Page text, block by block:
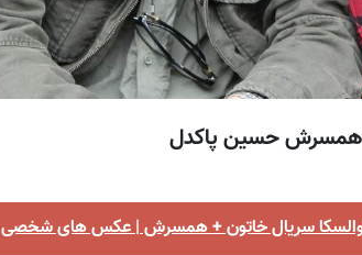
همسرش حسین پاکدل
کوالسکا سریال خاتون + همسرش | عکس های شخصی